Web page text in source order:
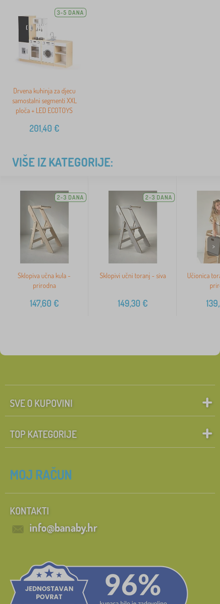
3-5 DANA
Drvena kuhinja za djecu
samostalni segmenti XXL
ploča + LED ECOTOYS
201,40 €
VIŠE IZ KATEGORIJE:
2-3 DANA
Sklopiva učna kula -
prirodna
147,60 €
2-3 DANA
Sklopivi učni toranj - siva
149,30 €
Učionica
>
SVE O KUPOVINI
TOP KATEGORIJE
MOJ RAČUN
KONTAKTI
info@banaby.hr